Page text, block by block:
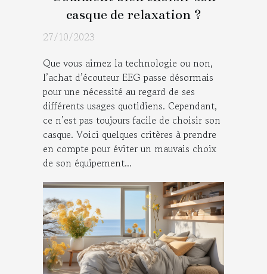
casque de relaxation ?
27/10/2023
Que vous aimez la technologie ou non,
l’achat d’écouteur EEG passe désormais
pour une nécessité au regard de ses
différents usages quotidiens. Cependant,
ce n’est pas toujours facile de choisir son
casque. Voici quelques critères à prendre
en compte pour éviter un mauvais choix
de son équipement...